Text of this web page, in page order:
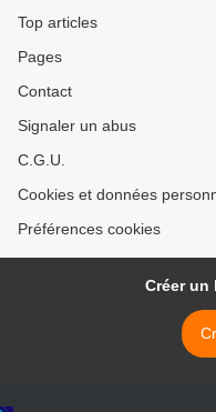
Top articles
Pages
Contact
Signaler un abus
C.G.U.
Cookies et données
Préférences cookies
Créer un